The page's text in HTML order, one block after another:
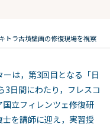
トラ古墳壁画の修復現場を視察
は，第3回目となる「日
3日間にわたり，フレスコ
立フィレンツェ修復研
を講師に迎え，実習授